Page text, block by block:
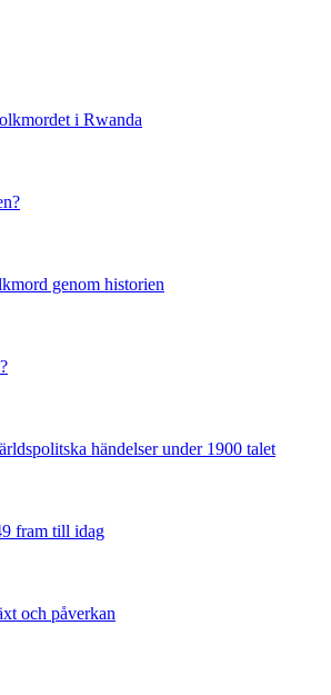
i Rwanda
genom historien
händelser under 1900 talet
fram till idag
och påverkan